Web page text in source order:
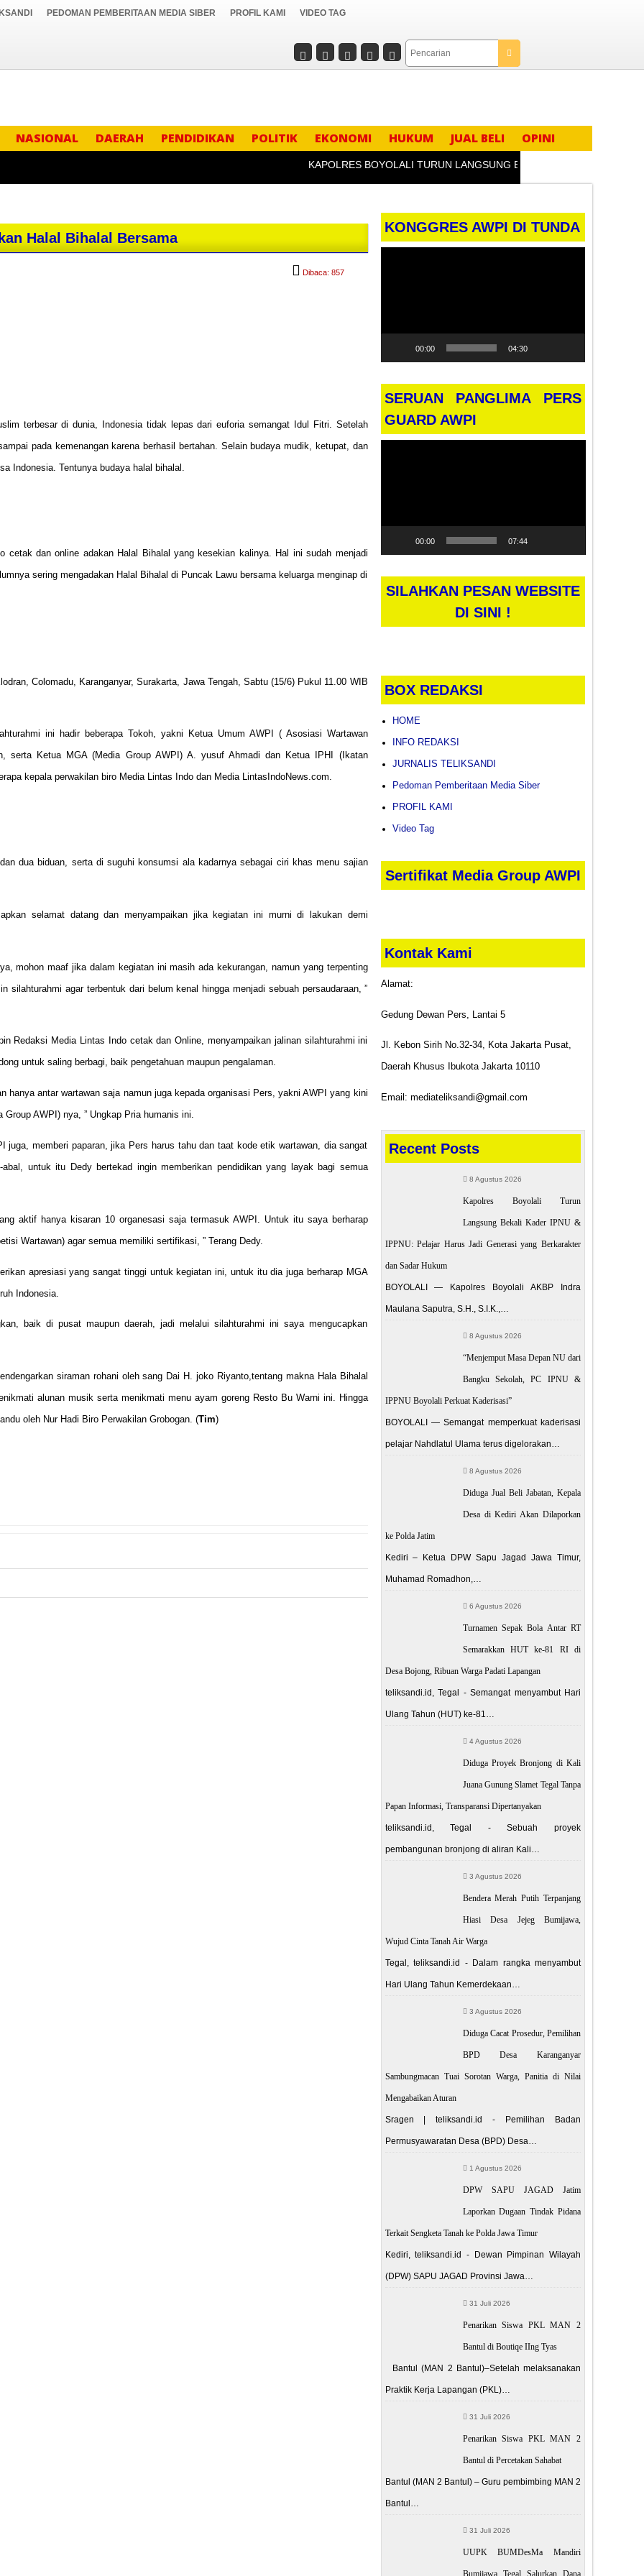
PEDOMAN PEMBERITAAN MEDIA SIBER PROFIL KAMI VIDEO TAG
NASIONAL DAERAH PENDIDIKAN POLITIK EKONOMI HUKUM JUAL BELI OPINI
KAPOLRES BOYOLALI TURUN LANGSUNG BEKALI KADER IPNU &
Halal Bihalal Bersama
Dibaca: 857
terbesar di dunia, Indonesia tidak lepas dari euforia semangat Idul Fitri. Setelah
pada kemenangan karena berhasil bertahan. Selain budaya mudik, ketupat, dan
Indonesia. Tentunya budaya halal bihalal.
cetak dan online adakan Halal Bihalal yang kesekian kalinya. Hal ini sudah menjadi
sering mengadakan Halal Bihalal di Puncak Lawu bersama keluarga menginap di
Colomadu, Karanganyar, Surakarta, Jawa Tengah, Sabtu (15/6) Pukul 11.00 WIB
ini hadir beberapa Tokoh, yakni Ketua Umum AWPI ( Asosiasi Wartawan
serta Ketua MGA (Media Group AWPI) A. yusuf Ahmadi dan Ketua IPHI (Ikatan
kepala perwakilan biro Media Lintas Indo dan Media LintasIndoNews.com.
dua biduan, serta di suguhi konsumsi ala kadarnya sebagai ciri khas menu sajian
selamat datang dan menyampaikan jika kegiatan ini murni di lakukan demi
mohon maaf jika dalam kegiatan ini masih ada kekurangan, namun yang terpenting
agar terbentuk dari belum kenal hingga menjadi sebuah persaudaraan, ”
Redaksi Media Lintas Indo cetak dan Online, menyampaikan jalinan silahturahmi ini
untuk saling berbagi, baik pengetahuan maupun pengalaman.
hanya antar wartawan saja namun juga kepada organisasi Pers, yakni AWPI yang kini
AWPI) nya, ” Ungkap Pria humanis ini.
juga, memberi paparan, jika Pers harus tahu dan taat kode etik wartawan, dia sangat
untuk itu Dedy bertekad ingin memberikan pendidikan yang layak bagi semua
aktif hanya kisaran 10 organesasi saja termasuk AWPI. Untuk itu saya berharap
Wartawan) agar semua memiliki sertifikasi, ” Terang Dedy.
apresiasi yang sangat tinggi untuk kegiatan ini, untuk itu dia juga berharap MGA
Indonesia.
baik di pusat maupun daerah, jadi melalui silahturahmi ini saya mengucapkan
siraman rohani oleh sang Dai H. joko Riyanto,tentang makna Hala Bihalal
alunan musik serta menikmati menu ayam goreng Resto Bu Warni ini. Hingga
oleh Nur Hadi Biro Perwakilan Grobogan. (Tim)
KONGGRES AWPI DI TUNDA
00:00 04:30
SERUAN PANGLIMA PERS
GUARD AWPI
00:00 07:44
SILAHKAN PESAN WEBSITE
DI SINI !
BOX REDAKSI
HOME
INFO REDAKSI
JURNALIS TELIKSANDI
Pedoman Pemberitaan Media Siber
PROFIL KAMI
Video Tag
Sertifikat Media Group AWPI
Kontak Kami
Alamat:
Gedung Dewan Pers, Lantai 5
Jl. Kebon Sirih No.32-34, Kota Jakarta Pusat,
Daerah Khusus Ibukota Jakarta 10110
Email: mediateliksandi@gmail.com
Recent Posts
8 Agustus 2026
Kapolres Boyolali Turun
Langsung Bekali Kader IPNU &
IPPNU: Pelajar Harus Jadi Generasi yang Berkarakter
dan Sadar Hukum
BOYOLALI — Kapolres Boyolali AKBP Indra
Maulana Saputra, S.H., S.I.K.,…
8 Agustus 2026
“Menjemput Masa Depan NU dari
Bangku Sekolah, PC IPNU &
IPPNU Boyolali Perkuat Kaderisasi”
BOYOLALI — Semangat memperkuat kaderisasi
pelajar Nahdlatul Ulama terus digelorakan…
8 Agustus 2026
Diduga Jual Beli Jabatan, Kepala
Desa di Kediri Akan Dilaporkan
ke Polda Jatim
Kediri – Ketua DPW Sapu Jagad Jawa Timur,
Muhamad Romadhon,…
6 Agustus 2026
Turnamen Sepak Bola Antar RT
Semarakkan HUT ke-81 RI di
Desa Bojong, Ribuan Warga Padati Lapangan
teliksandi.id, Tegal - Semangat menyambut Hari
Ulang Tahun (HUT) ke-81…
4 Agustus 2026
Diduga Proyek Bronjong di Kali
Juana Gunung Slamet Tegal Tanpa
Papan Informasi, Transparansi Dipertanyakan
teliksandi.id, Tegal - Sebuah proyek
pembangunan bronjong di aliran Kali…
3 Agustus 2026
Bendera Merah Putih Terpanjang
Hiasi Desa Jejeg Bumijawa,
Wujud Cinta Tanah Air Warga
Tegal, teliksandi.id - Dalam rangka menyambut
Hari Ulang Tahun Kemerdekaan…
3 Agustus 2026
Diduga Cacat Prosedur, Pemilihan
BPD Desa Karanganyar
Sambungmacan Tuai Sorotan Warga, Panitia di Nilai
Mengabaikan Aturan
Sragen | teliksandi.id - Pemilihan Badan
Permusyawaratan Desa (BPD) Desa…
1 Agustus 2026
DPW SAPU JAGAD Jatim
Laporkan Dugaan Tindak Pidana
Terkait Sengketa Tanah ke Polda Jawa Timur
Kediri, teliksandi.id - Dewan Pimpinan Wilayah
(DPW) SAPU JAGAD Provinsi Jawa…
31 Juli 2026
Penarikan Siswa PKL MAN 2
Bantul di Boutiqe IIng Tyas
Bantul (MAN 2 Bantul)–Setelah melaksanakan
Praktik Kerja Lapangan (PKL)…
31 Juli 2026
Penarikan Siswa PKL MAN 2
Bantul di Percetakan Sahabat
Bantul (MAN 2 Bantul) – Guru pembimbing MAN 2
Bantul…
31 Juli 2026
UUPK BUMDesMa Mandiri
Bumijawa Tegal Salurkan Dana